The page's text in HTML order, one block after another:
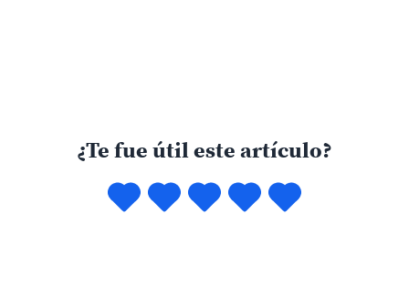
¿Te fue útil este artículo?